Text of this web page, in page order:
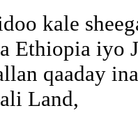
kale
Ethiopia iyo
qaaday
Land,